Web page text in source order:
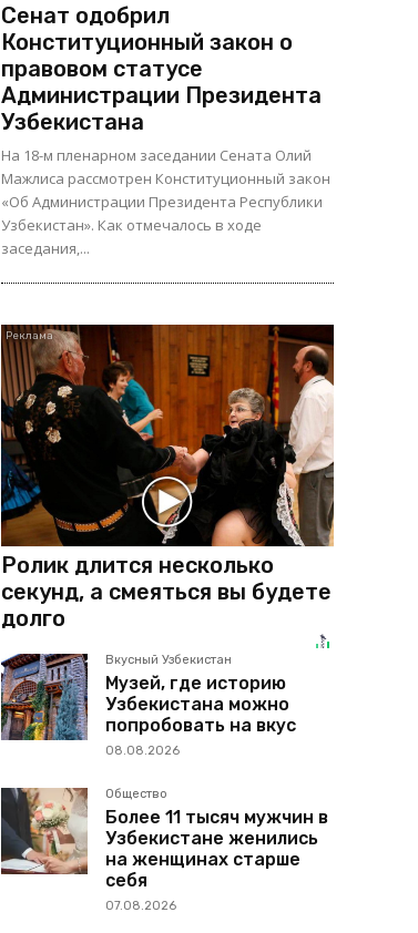
Сенат одобрил
Конституционный закон о
правовом статусе
Администрации Президента
Узбекистана
На 18-м пленарном заседании Сената Олий
Мажлиса рассмотрен Конституционный закон
«Об Администрации Президента Республики
Узбекистан». Как отмечалось в ходе
заседания,...
Ролик длится несколько
секунд, а смеяться вы будете
долго
Вкусный Узбекистан
Музей, где историю
Узбекистана можно
попробовать на вкус
08.08.2026
Общество
Более 11 тысяч мужчин в
Узбекистане женились
на женщинах старше
себя
07.08.2026